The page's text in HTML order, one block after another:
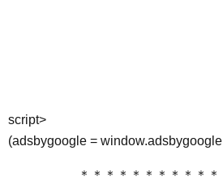
script>
(adsbygoogle = window.adsbygoogle
＊＊＊＊＊＊＊＊＊＊＊